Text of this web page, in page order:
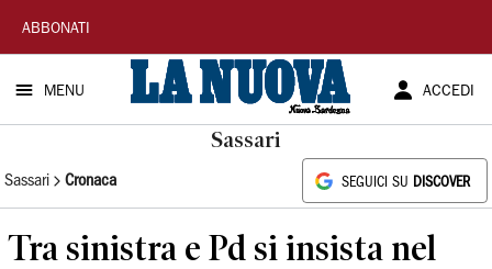
La
Nuova
Sardegna
ABBONATI
MENU ACCEDI
Sassari
Sassari Cronaca SEGUICI SU DISCOVER
Tra sinistra e Pd si insista nel